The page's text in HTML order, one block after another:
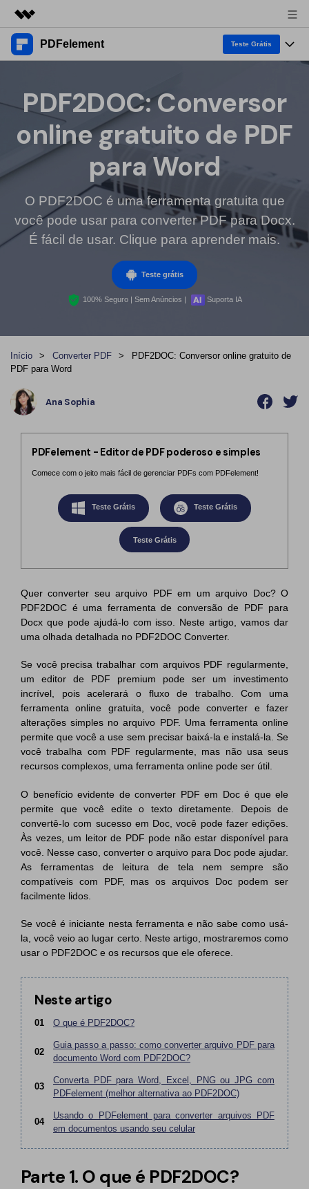
Produtos em destaque
Utilitários
Visão geral
Sobre nós
Sala de imprensa
Suporte
PDFelement Teste Grátis
Desktop
PDFelement para Windows
PDFelement para Mac
Aplicação Móvel
PDFelement para iPhone/iPad
PDFelement para Android
PDF Online
PDF para Word
Comprimir PDF
Leitor de PDF com IA
Mais ferramentas online
PDFelement Cloud
Novo PDFelement：Mais inteligente,
rápido e fácil
PDFelement torna qualquer tarefa em PDF simples e rápida.
Baixe Grátis
Recursos
Ferramentas de PDF
Anotar PDF
Criar PDF
Converter PDF
Editar PDF
Comprimir PDF
Formulário PDF
Assinar PDF
PDF em Lote
Assinar Legalmente
Extrair Dados em PDF
PDF Protegido por Senha
Compartilhar PDF
IA de PDF
Chat com PDF
Resumidor de PDF com IA
Verificador Gramatical com IA
Conversar com Imagem
Detectar Conteúdo de IA
Reescrever PDF com IA
Explicar PDF com IA
Conversar com Documento
Gerador de imagens com IA
Todos os recursos do PDF
Soluções & Suporte
Tópicos Quentes
Lista dos melhores
Como fazer
Dicas de assinar PDF
Dicas de negócios
Soluções de PDF para
Educação
Serviço de TI
Financeiro
Publicação
Freelancer
Avaliações & Prêmios
Histórias de clientes
Avaliações de clientes
Comparação de software PDF
Guia do usuário
PDFelement para Windows
PDFelement para Mac
Vídeos Tutoriais
Suporte
Especificações Técnicas
Novidades
Central de Downloads
Atualizar para o PDFelement 12
1-10 Usuários
Compre Agora Entrar
PDF2DOC: Conversor
online gratuito de PDF
para Word
O PDF2DOC é uma ferramenta gratuita que
você pode usar para converter PDF para Docx.
É fácil de usar. Clique para aprender mais.
Teste grátis
100% Seguro | Sem Anúncios | Suporta IA
Início > Converter PDF >
PDF2DOC: Conversor online gratuito de
PDF para Word
Ana Sophia
PDFelement - Editor de PDF poderoso e simples
Comece com o jeito mais fácil de gerenciar PDFs com PDFelement!
Teste Grátis Teste Grátis
Teste Grátis
Quer converter seu arquivo PDF em um arquivo Doc? O
PDF2DOC é uma ferramenta de conversão de PDF para
Docx que pode ajudá-lo com isso. Neste artigo, vamos dar
uma olhada detalhada no PDF2DOC Converter.
Se você precisa trabalhar com arquivos PDF regularmente,
um editor de PDF premium pode ser um investimento
incrível, pois acelerará o fluxo de trabalho. Com uma
ferramenta online gratuita, você pode converter e fazer
alterações simples no arquivo PDF. Uma ferramenta online
permite que você a use sem precisar baixá-la e instalá-la. Se
você trabalha com PDF regularmente, mas não usa seus
recursos complexos, uma ferramenta online pode ser útil.
O benefício evidente de converter PDF em Doc é que ele
permite que você edite o texto diretamente. Depois de
convertê-lo com sucesso em Doc, você pode fazer edições.
Às vezes, um leitor de PDF pode não estar disponível para
você. Nesse caso, converter o arquivo para Doc pode ajudar.
As ferramentas de leitura de tela nem sempre são
compatíveis com PDF, mas os arquivos Doc podem ser
facilmente lidos.
Se você é iniciante nesta ferramenta e não sabe como usá-
la, você veio ao lugar certo. Neste artigo, mostraremos como
usar o PDF2DOC e os recursos que ele oferece.
Neste artigo
01 O que é PDF2DOC?
02
Guia passo a passo: como converter arquivo PDF para
documento Word com PDF2DOC?
03
Converta PDF para Word, Excel, PNG ou JPG com
PDFelement (melhor alternativa ao PDF2DOC)
04
Usando o PDFelement para converter arquivos PDF
em documentos usando seu celular
Parte 1. O que é PDF2DOC?